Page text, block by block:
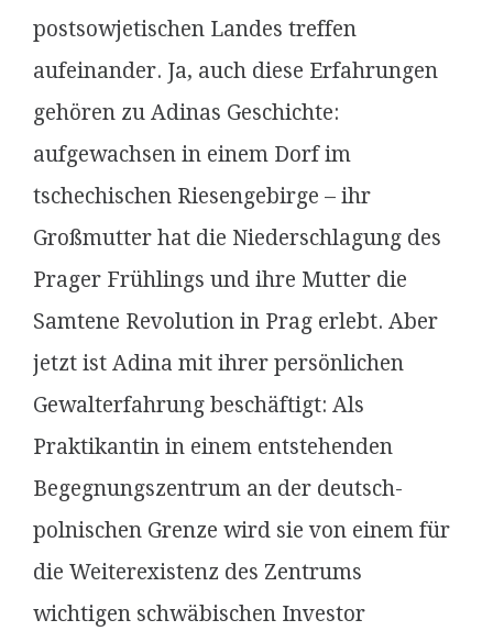
postsowjetischen Landes treffen
aufeinander. Ja, auch diese Erfahrungen
gehören zu Adinas Geschichte:
aufgewachsen in einem Dorf im
tschechischen Riesengebirge – ihr
Großmutter hat die Niederschlagung des
Prager Frühlings und ihre Mutter die
Samtene Revolution in Prag erlebt. Aber
jetzt ist Adina mit ihrer persönlichen
Gewalterfahrung beschäftigt: Als
Praktikantin in einem entstehenden
Begegnungszentrum an der deutsch-
polnischen Grenze wird sie von einem für
die Weiterexistenz des Zentrums
wichtigen schwäbischen Investor